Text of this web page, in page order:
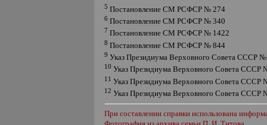
5 Постановление СМ РСФСР № 274
6 Постановление СМ РСФСР № 340
7 Постановление СМ РСФСР № 1422
8 Постановление СМ РСФСР № 844
9 Указ Президиума Верховного Совета СССР
10 Указ Президиума Верховного Совета СССР
11 Указ Президиума Верховного Совета СССР
12 Указ Президиума Верховного Совета СССР
При составлении справки использована